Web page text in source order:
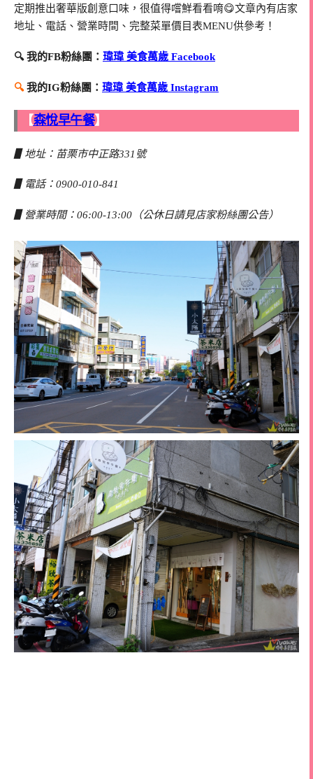
定期推出奢華版創意口味，很值得嚐鮮看看唷😋文章內有店家
地址、電話、營業時間、完整菜單價目表MENU供參考！
🔍 我的FB粉絲團： 瑋瑋 美食萬歲 Facebook
🔍我的IG粉絲團： 瑋瑋 美食萬歲 Instagram
【森悅早午餐】
▋地址：苗栗市中正路331號
▋電話：0900-010-841
▋營業時間：06:00-13:00（公休日請見店家粉絲團公告）